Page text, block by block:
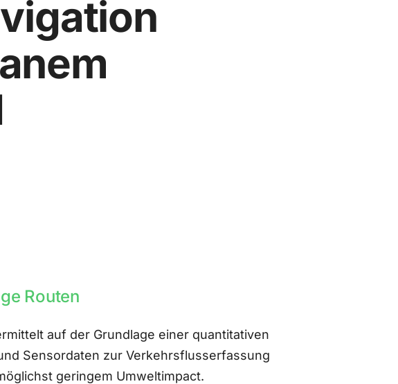
Routen
auf der Grundlage einer quantitativen
Sensordaten zur Verkehrsflusserfassung
geringem Umweltimpact.